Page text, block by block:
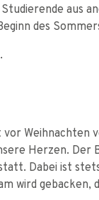
aus
des
Herzen.
Dabei ist
wird gebacken,